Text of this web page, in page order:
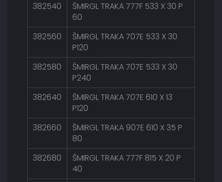
382540
ŠMIRGL TRAKA 777F 533 X 30 P
60
382560
ŠMIRGL TRAKA 707E 533 X 30
P120
382580
ŠMIRGL TRAKA 707E 533 X 30
P240
382640
ŠMIRGL TRAKA 707E 610 X 13
P120
382660
ŠMIRGL TRAKA 907E 610 X 35 P
80
382680
ŠMIRGL TRAKA 777F 815 X 20 P
40